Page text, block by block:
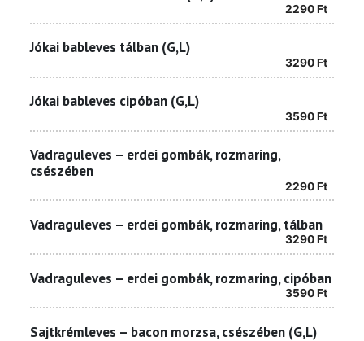
2290Ft
Jókai bableves tálban (G,L)
3290Ft
Jókai bableves cipóban (G,L)
3590Ft
Vadraguleves – erdei gombák, rozmaring,
csészében
2290Ft
Vadraguleves – erdei gombák, rozmaring, tálban
3290Ft
Vadraguleves – erdei gombák, rozmaring, cipóban
3590Ft
Sajtkrémleves – bacon morzsa, csészében (G,L)